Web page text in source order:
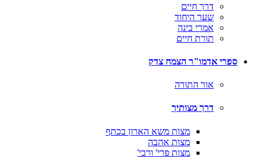
דרך חיים
שער היחוד
אמרי בינה
תורת חיים
ספרי אדמו"ר הצמח צדק
אור התורה
דרך מצותיך
מצות משא הארון בכתף
מצות אהבה
מצות פרי' ורבי'